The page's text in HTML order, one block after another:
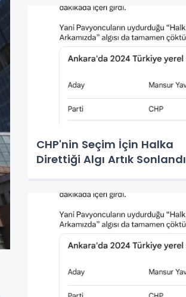
CHP'nin Seçim İçin Halka
Direttiği Algı Artık Sonlandı